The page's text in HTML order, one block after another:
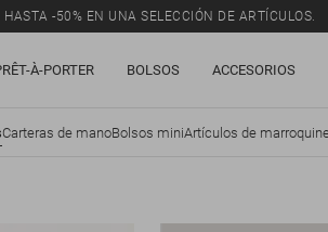
HASTA -50% EN UNA SELECCIÓN DE ARTÍCULOS.
À-PORTER BOLSOS ACCESORIOS
Carteras de manoBolsos miniArtículos de